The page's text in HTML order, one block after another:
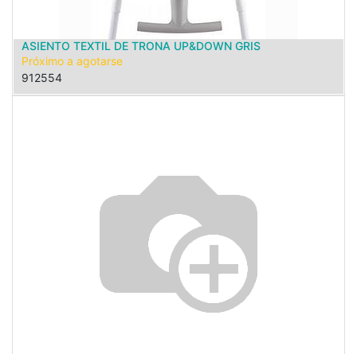
ASIENTO TEXTIL DE TRONA UP&DOWN GRIS
Próximo a agotarse
912554